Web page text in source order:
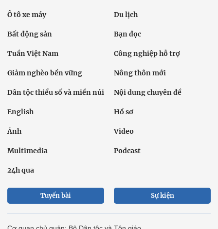
Ô tô xe máy Du lịch
Bất động sản Bạn đọc
Tuần Việt Nam Công nghiệp hỗ trợ
Giảm nghèo bền vững Nông thôn mới
Dân tộc thiểu số và miền núi Nội dung chuyên đề
English Hồ sơ
Ảnh Video
Multimedia Podcast
24h qua
Tuyến bài Sự kiện